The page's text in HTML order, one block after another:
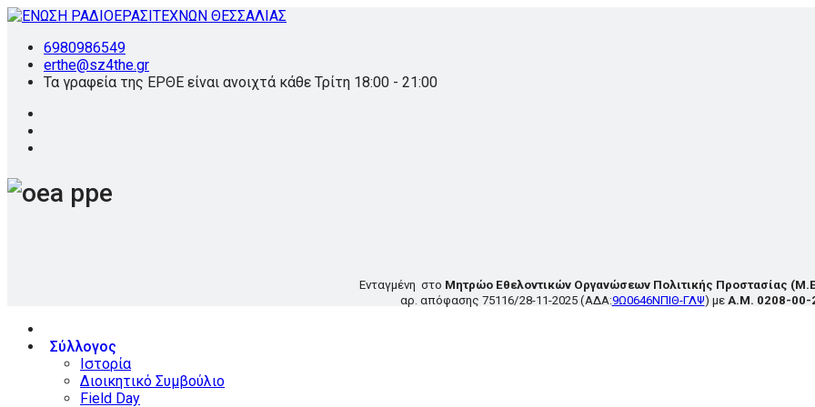
6980986549
erthe@sz4the.gr
Τα γραφεία της ΕΡΘΕ είναι ανοιχτά κάθε Τρίτη 18:00 - 21:00
Ενταγμένη στο Μητρώο Εθελοντικών Οργανώσεων Πολιτικής Προστασίας
αρ. απόφασης 75116/28-11-2025 (ΑΔΑ:9Ω0646ΝΠΙΘ-ΓΛΨ) με Α.Μ. 0208-00-
Σύλλογος
Ιστορία
Διοικητικό Συμβούλιο
Field Day